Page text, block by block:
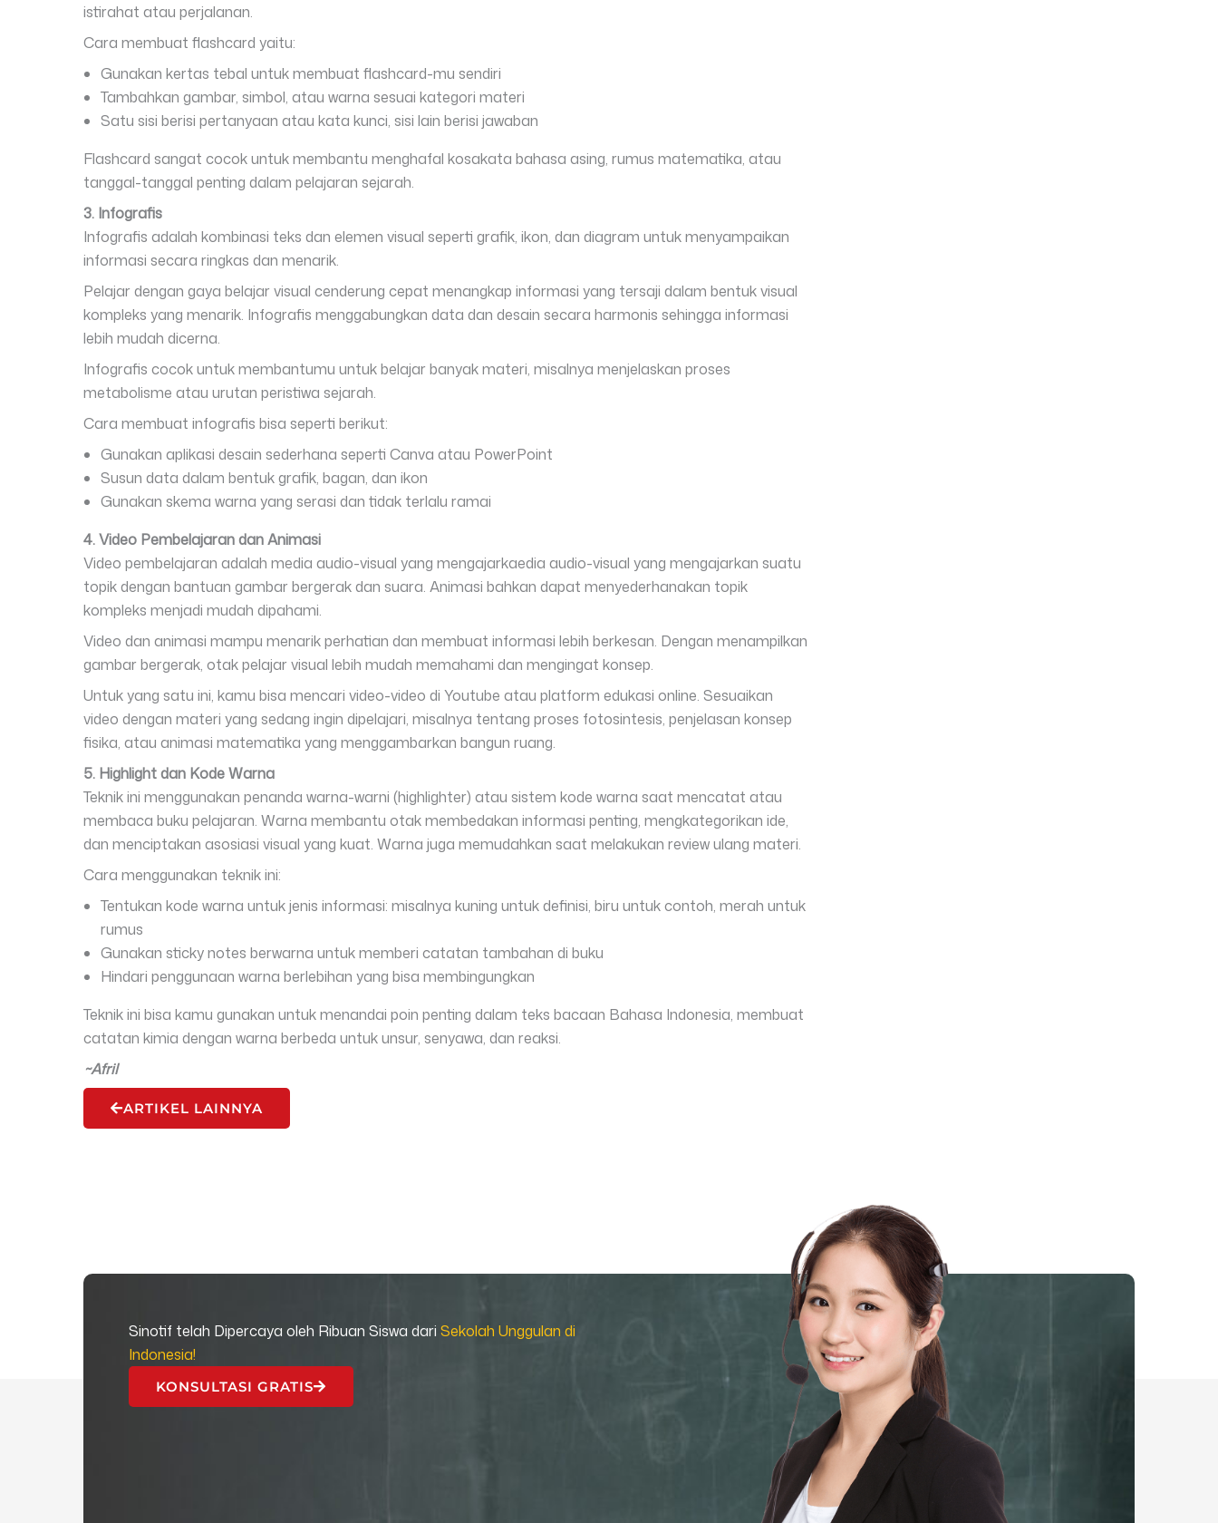
istirahat atau perjalanan.
Cara membuat flashcard yaitu:
Gunakan kertas tebal untuk membuat flashcard-mu sendiri
Tambahkan gambar, simbol, atau warna sesuai kategori materi
Satu sisi berisi pertanyaan atau kata kunci, sisi lain berisi jawaban
Flashcard sangat cocok untuk membantu menghafal kosakata bahasa asing, rumus matematika, atau
tanggal-tanggal penting dalam pelajaran sejarah.
3. Infografis
Infografis adalah kombinasi teks dan elemen visual seperti grafik, ikon, dan diagram untuk menyampaikan
informasi secara ringkas dan menarik.
Pelajar dengan gaya belajar visual cenderung cepat menangkap informasi yang tersaji dalam bentuk visual
kompleks yang menarik. Infografis menggabungkan data dan desain secara harmonis sehingga informasi
lebih mudah dicerna.
Infografis cocok untuk membantumu untuk belajar banyak materi, misalnya menjelaskan proses
metabolisme atau urutan peristiwa sejarah.
Cara membuat infografis bisa seperti berikut:
Gunakan aplikasi desain sederhana seperti Canva atau PowerPoint
Susun data dalam bentuk grafik, bagan, dan ikon
Gunakan skema warna yang serasi dan tidak terlalu ramai
4. Video Pembelajaran dan Animasi
Video pembelajaran adalah media audio-visual yang mengajarkaedia audio-visual yang mengajarkan suatu
topik dengan bantuan gambar bergerak dan suara. Animasi bahkan dapat menyederhanakan topik
kompleks menjadi mudah dipahami.
Video dan animasi mampu menarik perhatian dan membuat informasi lebih berkesan. Dengan menampilkan
gambar bergerak, otak pelajar visual lebih mudah memahami dan mengingat konsep.
Untuk yang satu ini, kamu bisa mencari video-video di Youtube atau platform edukasi online. Sesuaikan
video dengan materi yang sedang ingin dipelajari, misalnya tentang proses fotosintesis, penjelasan konsep
fisika, atau animasi matematika yang menggambarkan bangun ruang.
5. Highlight dan Kode Warna
Teknik ini menggunakan penanda warna-warni (highlighter) atau sistem kode warna saat mencatat atau
membaca buku pelajaran. Warna membantu otak membedakan informasi penting, mengkategorikan ide,
dan menciptakan asosiasi visual yang kuat. Warna juga memudahkan saat melakukan review ulang materi.
Cara menggunakan teknik ini:
Tentukan kode warna untuk jenis informasi: misalnya kuning untuk definisi, biru untuk contoh, merah untuk
rumus
Gunakan sticky notes berwarna untuk memberi catatan tambahan di buku
Hindari penggunaan warna berlebihan yang bisa membingungkan
Teknik ini bisa kamu gunakan untuk menandai poin penting dalam teks bacaan Bahasa Indonesia, membuat
catatan kimia dengan warna berbeda untuk unsur, senyawa, dan reaksi.
~Afril
ARTIKEL LAINNYA
Sinotif telah Dipercaya oleh Ribuan Siswa dari Sekolah Unggulan di
Indonesia!
KONSULTASI GRATIS